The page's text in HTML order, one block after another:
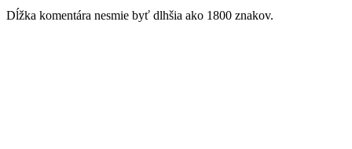
Dĺžka komentára nesmie byť dlhšia ako 1800 znakov.